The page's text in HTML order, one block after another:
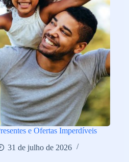
e Ofertas Imperdíveis
31 de julho de 2026